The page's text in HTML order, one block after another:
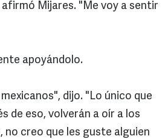
Mijares. "Me voy a sentir
apoyándolo.
dijo. "Lo único que
de eso, volverán a oír a los
no creo que les guste alguien